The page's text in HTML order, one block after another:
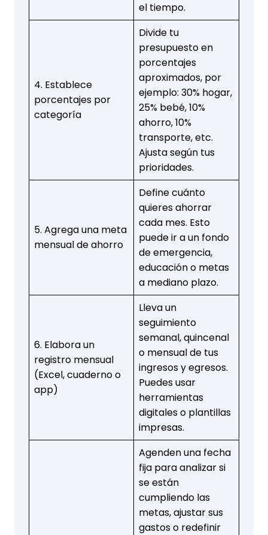
el tiempo.
4. Establece
porcentajes por
categoría
Divide tu
presupuesto en
porcentajes
aproximados, por
ejemplo: 30% hogar,
25% bebé, 10%
ahorro, 10%
transporte, etc.
Ajusta según tus
prioridades.
5. Agrega una meta
mensual de ahorro
Define cuánto
quieres ahorrar
cada mes. Esto
puede ir a un fondo
de emergencia,
educación o metas
a mediano plazo.
6. Elabora un
registro mensual
(Excel, cuaderno o
app)
Lleva un
seguimiento
semanal, quincenal
o mensual de tus
ingresos y egresos.
Puedes usar
herramientas
digitales o plantillas
impresas.
Agenden una fecha
fija para analizar si
se están
cumpliendo las
metas, ajustar sus
gastos o redefinir